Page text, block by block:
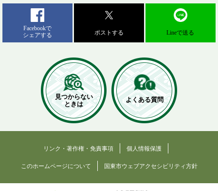
Facebookで
シェアする
ポストする Lineで送る
見つからない
ときは
よくある質問
リンク・著作権・免責事項 個人情報保護
このホームページについて 国東市ウェブアクセシビリティ方針